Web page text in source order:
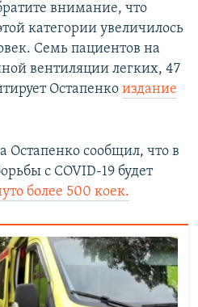
внимание, что
категории увеличилось
Семь пациентов на
вентиляции легких, 47
Остапенко издание
Остапенко сообщил, что в
с COVID-19 будет
более 500 коек.